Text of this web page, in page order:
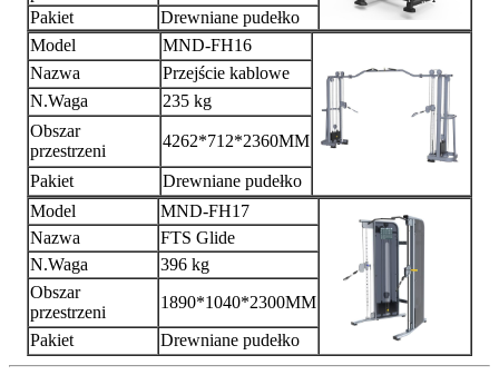
Pakiet
Drewniane pudełko
Model
MND-FH16
Nazwa
Przejście kablowe
N.Waga
235 kg
Obszar
przestrzeni
4262*712*2360MM
Pakiet
Drewniane pudełko
Model
MND-FH17
Nazwa
FTS Glide
N.Waga
396 kg
Obszar
przestrzeni
1890*1040*2300MM
Pakiet
Drewniane pudełko